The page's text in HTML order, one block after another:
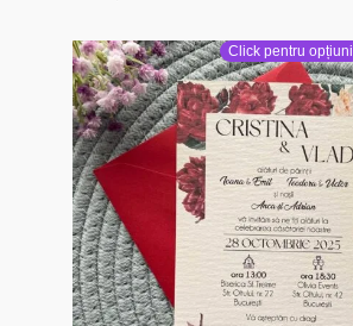
Click pentru opțiuni